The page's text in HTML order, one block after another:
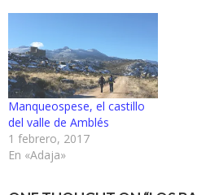
Manqueospese, el castillo
del valle de Amblés
1 febrero, 2017
En «Adaja»